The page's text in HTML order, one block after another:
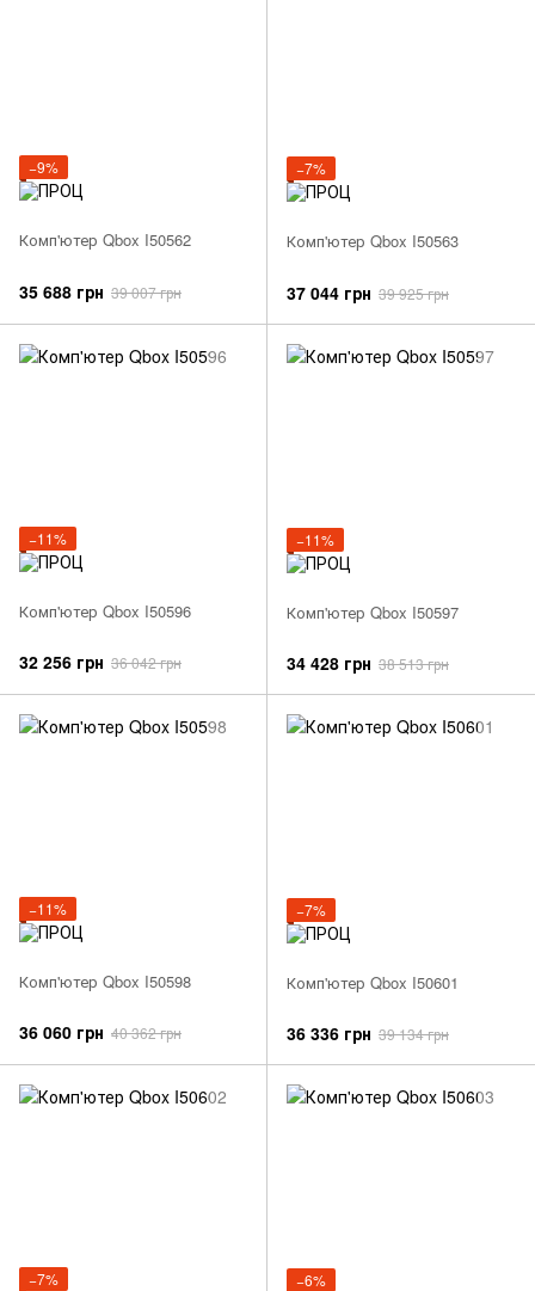
−9%
Комп'ютер Qbox I50562
35 688 грн 39 007 грн
−7%
Комп'ютер Qbox I50563
37 044 грн 39 925 грн
−11%
Комп'ютер Qbox I50596
32 256 грн 36 042 грн
−11%
Комп'ютер Qbox I50597
34 428 грн 38 513 грн
−11%
Комп'ютер Qbox I50598
36 060 грн 40 362 грн
−7%
Комп'ютер Qbox I50601
36 336 грн 39 134 грн
−7% −6%